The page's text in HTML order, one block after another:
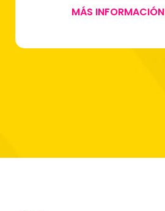
MÁS INFORMACIÓN